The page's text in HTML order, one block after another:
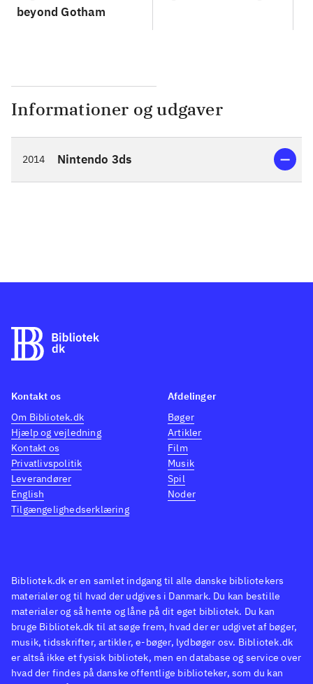
beyond Gotham
Informationer og udgaver
2014 Nintendo 3ds
Bibliotek.dk er en samlet indgang til alle danske bibliotekers
materialer og til hvad der udgives i Danmark. Du kan bestille
materialer og så hente og låne på dit eget bibliotek. Du kan
bruge Bibliotek.dk til at søge frem, hvad der er udgivet af bøger,
musik, tidsskrifter, artikler, e-bøger, lydbøger osv. Bibliotek.dk
er altså ikke et fysisk bibliotek, men en database og service over
hvad der findes på danske offentlige biblioteker, som du kan
Kontakt os
Om Bibliotek.dk
Hjælp og vejledning
Kontakt os
Privatlivspolitik
Leverandører
English
Tilgængelighedserklæring
Afdelinger
Bøger
Artikler
Film
Musik
Spil
Noder